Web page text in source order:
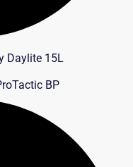
Daylite 15L
BP